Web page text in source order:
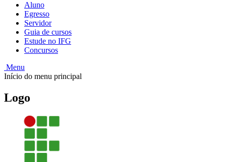
Aluno
Egresso
Servidor
Guia de cursos
Estude no IFG
Concursos
Menu
Início do menu principal
Logo